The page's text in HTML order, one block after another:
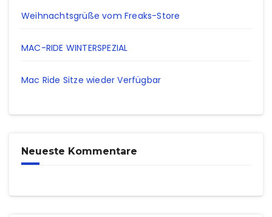
Weihnachtsgrüße vom Freaks-Store
MAC-RIDE WINTERSPEZIAL
Mac Ride Sitze wieder Verfügbar
Neueste Kommentare